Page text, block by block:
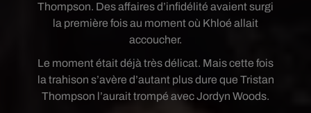
Thompson. Des affaires d’infidélité avaient surgi
la première fois au moment où Khloé allait
accoucher.
Le moment était déjà très délicat. Mais cette fois
la trahison s’avère d’autant plus dure que Tristan
Thompson l’aurait trompé avec Jordyn Woods.